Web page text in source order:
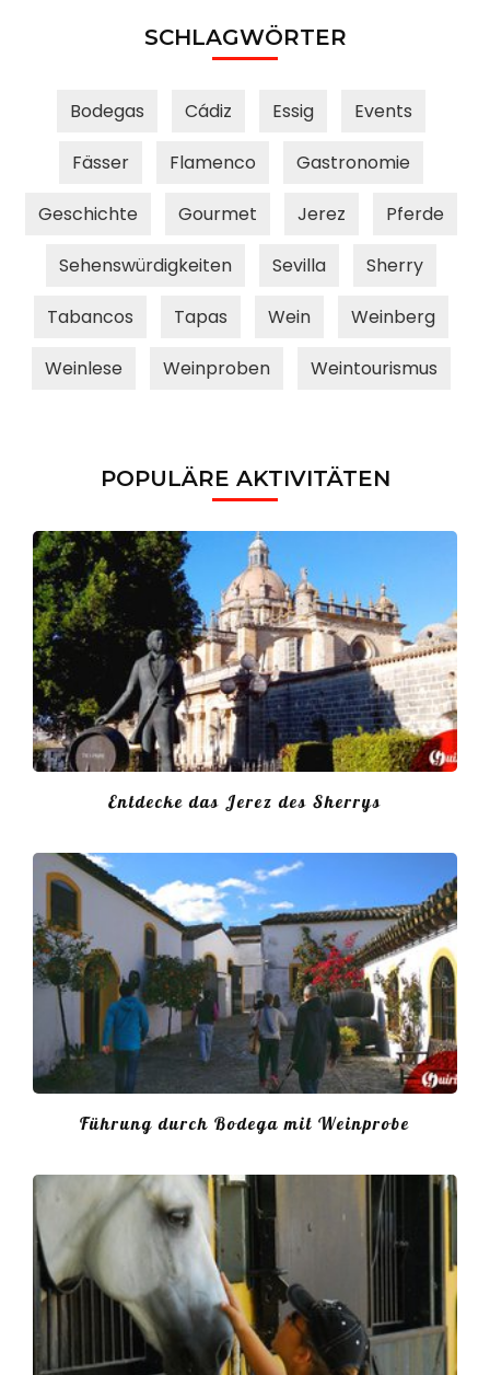
SCHLAGWÖRTER
Bodegas Cádiz Essig Events
Fässer Flamenco Gastronomie
Geschichte Gourmet Jerez Pferde
Sehenswürdigkeiten Sevilla Sherry
Tabancos Tapas Wein Weinberg
Weinlese Weinproben Weintourismus
POPULÄRE AKTIVITÄTEN
Entdecke das Jerez des Sherrys
Führung durch Bodega mit Weinprobe